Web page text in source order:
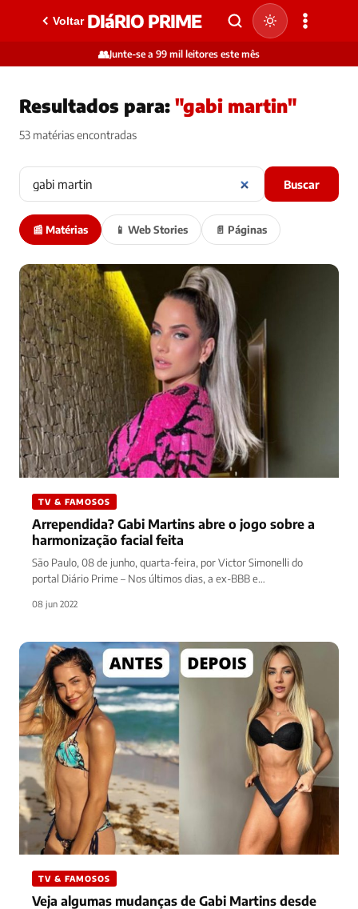
Voltar DIáRIO PRIME
👥Junte-se a 99 mil leitores este mês
Resultados para: "gabi martin"
53 matérias encontradas
Buscar
📰 Matérias 📱 Web Stories 📄 Páginas
TV & FAMOSOS
Arrependida? Gabi Martins abre o jogo sobre a
harmonização facial feita
São Paulo, 08 de junho, quarta-feira, por Victor Simonelli do
portal Diário Prime – Nos últimos dias, a ex-BBB e…
08 jun 2022
TV & FAMOSOS
Veja algumas mudanças de Gabi Martins desde